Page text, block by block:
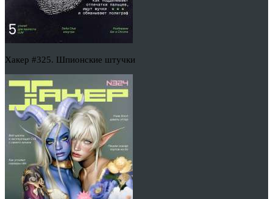
Хакер #325. Шпионские штучки